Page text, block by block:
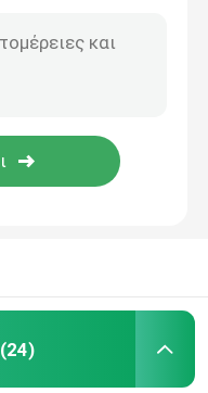
(24)